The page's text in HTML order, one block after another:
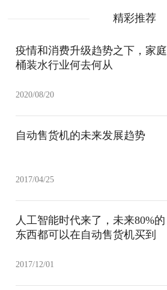
精彩推荐
疫情和消费升级趋势之下，家庭
桶装水行业何去何从
2020/08/20
自动售货机的未来发展趋势
2017/04/25
人工智能时代来了，未来80%的
东西都可以在自动售货机买到
2017/12/01